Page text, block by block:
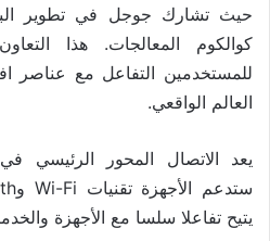
حيث تشارك جوجل في تطوير
كوالكوم المعالجات. هذا
للمستخدمين التفاعل مع عناصر
العالم الواقعي.
يعد الاتصال المحور
يتيح تفاعلا سلسا مع الأجهزة